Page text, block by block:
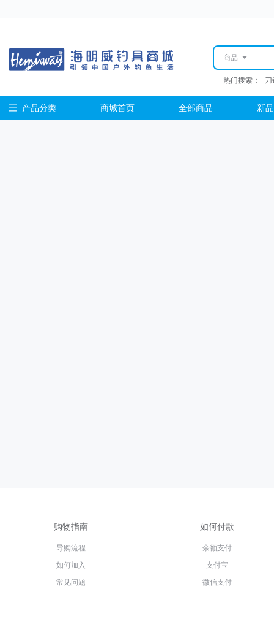
商品
热门搜索：
产品分类 商城首页 全部商品 新
购物指南
导购流程
如何加入
常见问题
如何付款
余额支付
支付宝
微信支付